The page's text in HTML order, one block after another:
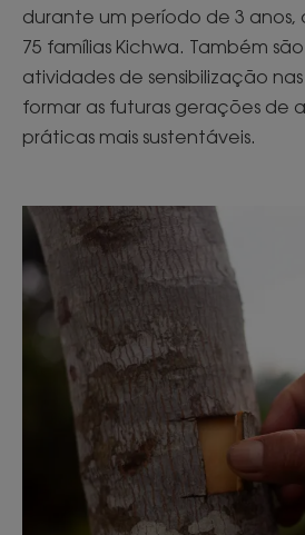
durante um período de 3
75 famílias Kichwa. Também
atividades de sensibilização
formar as futuras gerações de
práticas mais sustentáveis.